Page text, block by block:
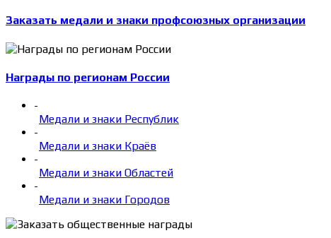
Заказать медали и знаки профсоюзных организации
Награды по регионам России
-
Медали и знаки Республик
-
Медали и знаки Краёв
-
Медали и знаки Областей
-
Медали и знаки Городов